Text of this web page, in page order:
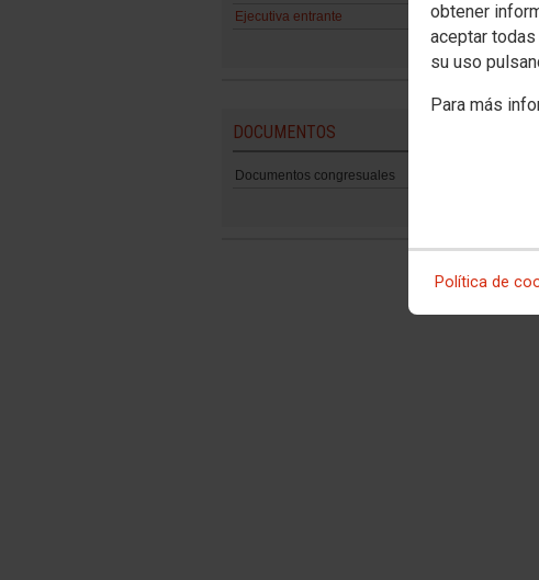
obtener
aceptar
su uso
Para más
Política de
Ejecutiva entrante
DOCUMENTOS
Documentos congresuales